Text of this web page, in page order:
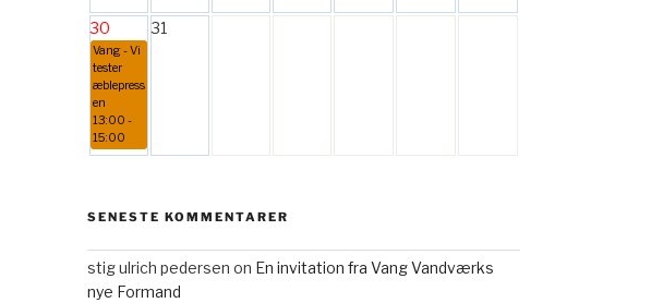
30
Vang - Vi
tester
æblepress
en
13:00 -
15:00
31
SENESTE KOMMENTARER
stig ulrich pedersen on En invitation fra Vang Vandværks
nye Formand